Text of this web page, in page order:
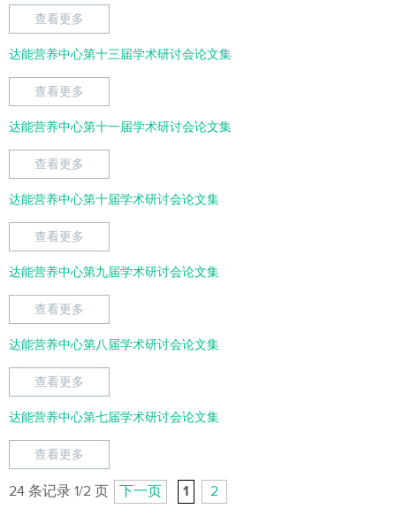
查看更多
达能营养中心第十三届学术研讨会论文集
查看更多
达能营养中心第十一届学术研讨会论文集
查看更多
达能营养中心第十届学术研讨会论文集
查看更多
达能营养中心第九届学术研讨会论文集
查看更多
达能营养中心第八届学术研讨会论文集
查看更多
达能营养中心第七届学术研讨会论文集
查看更多
24 条记录 1/2 页 下一页 1 2